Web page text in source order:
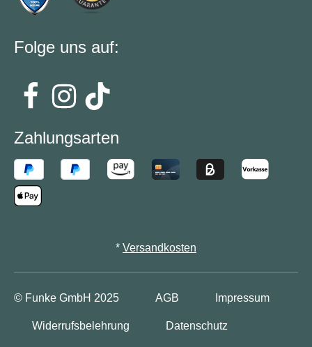
Folge uns auf:
Zahlungsarten
* Versandkosten
© Funke GmbH 2025 AGB Impressum
Widerrufsbelehrung Datenschutz